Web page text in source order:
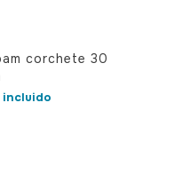
corchete 30
incluido